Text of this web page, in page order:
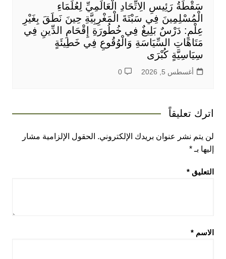
سَقْطَةُ رَئِيسِ الِاتِّحَادِ الْعَالَمِيِّ لِعُلَمَاءِ
الْمُسْلِمِينَ فِي سَبْتَةَ الْمَغْرِبِيَّةِ حِينَ نَطَقَ بِغَيْرِ
عِلْمٍ: دَرْسٌ بَلِيغٌ فِي خُطُورَةِ إِقْحَامِ الدِّينِ فِي
مَتَاهَاتِ السِّيَاسَةِ وَالْوُقُوعِ فِي خَطِيئَةٍ
سِيَاسِيَّةٍ كُبْرَى
أغسطس 5, 2026 0
اترك تعليقاً
لن يتم نشر عنوان بريدك الإلكتروني. الحقول الإلزامية مشار
إليها بـ*
التعليق *
الاسم *